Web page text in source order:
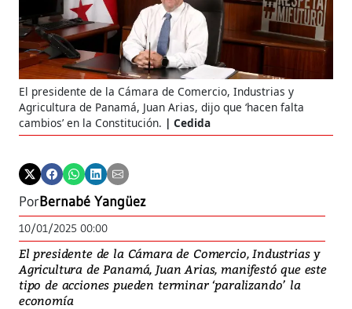
El presidente de la Cámara de Comercio, Industrias y
Agricultura de Panamá, Juan Arias, dijo que ‘hacen falta
cambios’ en la Constitución.
Cedida
PorBernabé Yangüez
10/01/2025 00:00
El presidente de la Cámara de Comercio, Industrias y
Agricultura de Panamá, Juan Arias, manifestó que este
tipo de acciones pueden terminar ‘paralizando’ la
economía